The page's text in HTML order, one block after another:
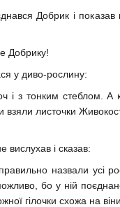
Добрик і показав
Добрику!
у диво-рослину:
і з тонким стеблом. А
взяли листочки
вислухав і сказав:
назвали усі
бо у ній
гілочки схожа на